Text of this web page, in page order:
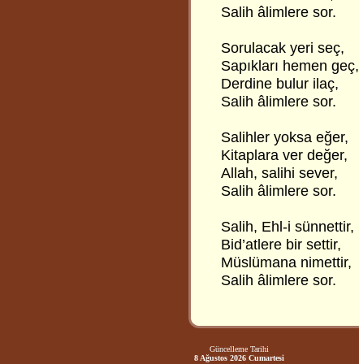
Salih âlimlere sor.
Sorulacak yeri seç,
Sapıkları hemen geç,
Derdine bulur ilaç,
Salih âlimlere sor.
Salihler yoksa eğer,
Kitaplara ver değer,
Allah, salihi sever,
Salih âlimlere sor.
Salih, Ehl-i sünnettir,
Bid’atlere bir settir,
Müslümana nimettir,
Salih âlimlere sor.
Güncelleme Tarihi
8 Ağustos 2026 Cumartesi